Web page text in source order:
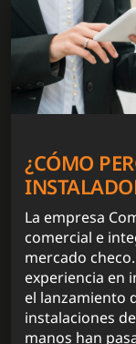
¿CÓMO
La empresa
comercial e
mercado
experiencia en
el lanzamiento
instalaciones
manos han